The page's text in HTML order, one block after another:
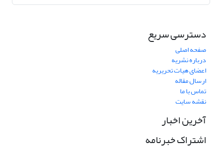
دسترسی سریع
صفحه اصلی
درباره نشریه
اعضای هیات تحریریه
ارسال مقاله
تماس با ما
نقشه سایت
آخرین اخبار
اشتراک خبرنامه